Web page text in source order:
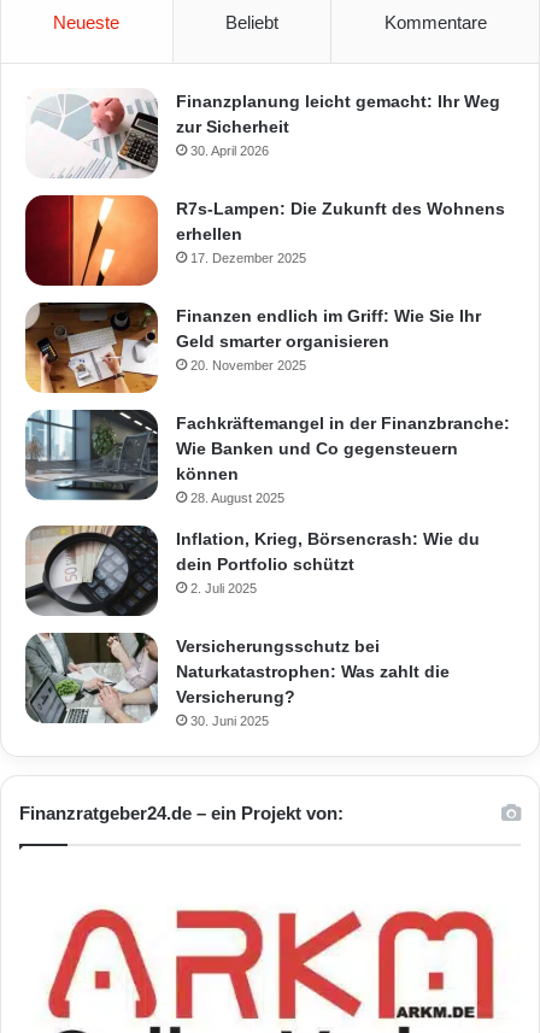
Neueste Beliebt Kommentare
Finanzplanung leicht gemacht: Ihr Weg
zur Sicherheit
30. April 2026
R7s-Lampen: Die Zukunft des Wohnens
erhellen
17. Dezember 2025
Finanzen endlich im Griff: Wie Sie Ihr
Geld smarter organisieren
20. November 2025
Fachkräftemangel in der Finanzbranche:
Wie Banken und Co gegensteuern
können
28. August 2025
Inflation, Krieg, Börsencrash: Wie du
dein Portfolio schützt
2. Juli 2025
Versicherungsschutz bei
Naturkatastrophen: Was zahlt die
Versicherung?
30. Juni 2025
Finanzratgeber24.de – ein Projekt von: